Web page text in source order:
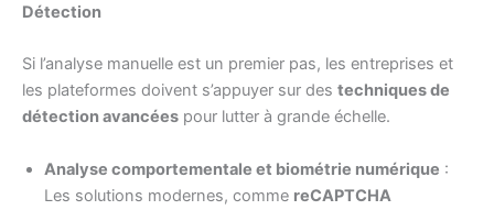
Détection
Si l’analyse manuelle est un premier pas, les entreprises et
les plateformes doivent s’appuyer sur des techniques de
détection avancées pour lutter à grande échelle.
Analyse comportementale et biométrie numérique :
Les solutions modernes, comme reCAPTCHA